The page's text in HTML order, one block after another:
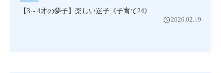
【3～4才の夢子】楽しい迷子《子育て24》
2026.02.19